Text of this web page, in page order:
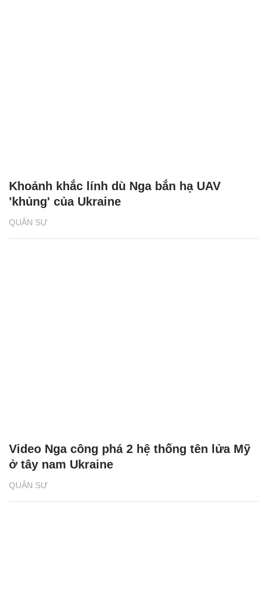
QUÂN SỰ
Khoảnh khắc lính dù Nga bắn hạ UAV
'khủng' của Ukraine
QUÂN SỰ
Video Nga công phá 2 hệ thống tên lửa Mỹ
ở tây nam Ukraine